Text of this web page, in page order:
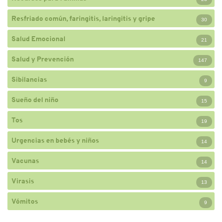
Resfriado común, faringitis, laringitis y gripe 30
Salud Emocional 21
Salud y Prevención 147
Sibilancias 9
Sueño del niño 15
Tos 19
Urgencias en bebés y niños 14
Vacunas 14
Virasis 13
Vómitos 9